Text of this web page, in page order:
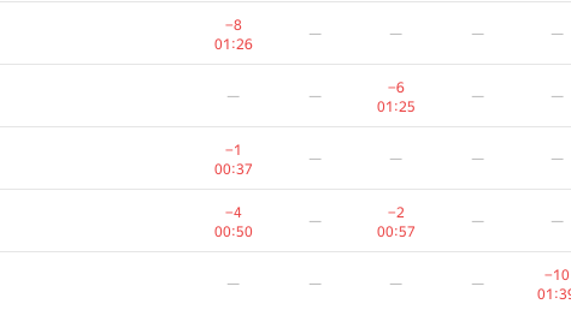
−8
01:26
— — — —
— —
−6
01:25
— —
−1
00:37
— — — —
−4
00:50
—
−2
00:57
— —
— — — —
−10